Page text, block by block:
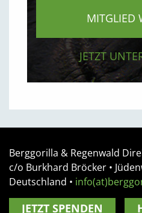
MITGLIED
JETZT
Berggorilla & Regenwald
c/o Burkhard Bröcker •
Deutschland •
JETZT SPENDEN